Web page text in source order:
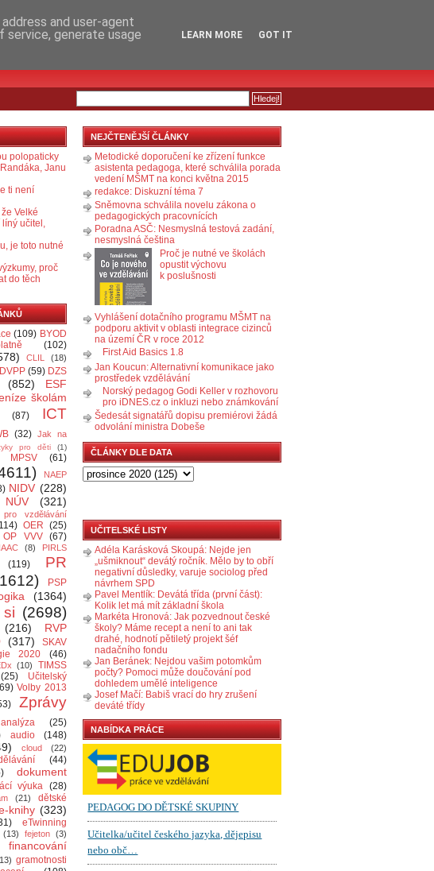
polopaticky
Janu
ti není
Velké
líný učitel,
je toto nutné
proč
do těch
(109) BYOD
(102)
CLIL (18)
DVPP (59) DZS
(852)
ESF
školám
(87)
ICT
(32) Jak na
pro děti (1)
MPSV (61)
NAEP
NIDV (228)
NÚV (321)
vzdělávání
OER (25)
OP VVV (67)
(8)
PIRLS
(119)
PR
PSP
(1364)
si (2698)
(216)
RVP
(317)
SKAV
2020 (46)
(10)
TIMSS
(25)
Učitelský
Volby 2013
Zprávy
analýza
(25)
audio (148)
cloud (22)
(44)
dokument
výuka (28)
(21)
dětské
knihy (323)
eTwinning
(13) fejeton (3)
financování
gramotnosti
NEJČTENĚJŠÍ ČLÁNKY
Metodické doporučení ke zřízení funkce
asistenta pedagoga, které schválila porada
vedení MŠMT na konci května 2015
redakce: Diskuzní téma 7
Sněmovna schválila novelu zákona o
pedagogických pracovnících
Poradna ASČ: Nesmyslná testová zadání,
nesmyslná čeština
Proč je nutné ve školách
opustit výchovu
k poslušnosti
Vyhlášení dotačního programu MŠMT na
podporu aktivit v oblasti integrace cizinců
na území ČR v roce 2012
First Aid Basics 1.8
Jan Koucun: Alternativní komunikace jako
prostředek vzdělávání
Norský pedagog Godi Keller v rozhovoru
pro iDNES.cz o inkluzi nebo známkování
Šedesát signatářů dopisu premiérovi žádá
odvolání ministra Dobeše
ČLÁNKY DLE DATA
UČITELSKÉ LISTY
Adéla Karásková Skoupá: Nejde jen
„ušmiknout“ devátý ročník. Mělo by to obří
negativní důsledky, varuje sociolog před
návrhem SPD
Pavel Mentlík: Devátá třída (první část):
Kolik let má mít základní škola
Markéta Hronová: Jak pozvednout české
školy? Máme recept a není to ani tak
drahé, hodnotí pětiletý projekt šéf
nadačního fondu
Jan Beránek: Nejdou vašim potomkům
počty? Pomoci může doučování pod
dohledem umělé inteligence
Josef Mačí: Babiš vrací do hry zrušení
deváté třídy
NABÍDKA PRÁCE
and user-agent
service, generate usage
LEARN MORE GOT IT